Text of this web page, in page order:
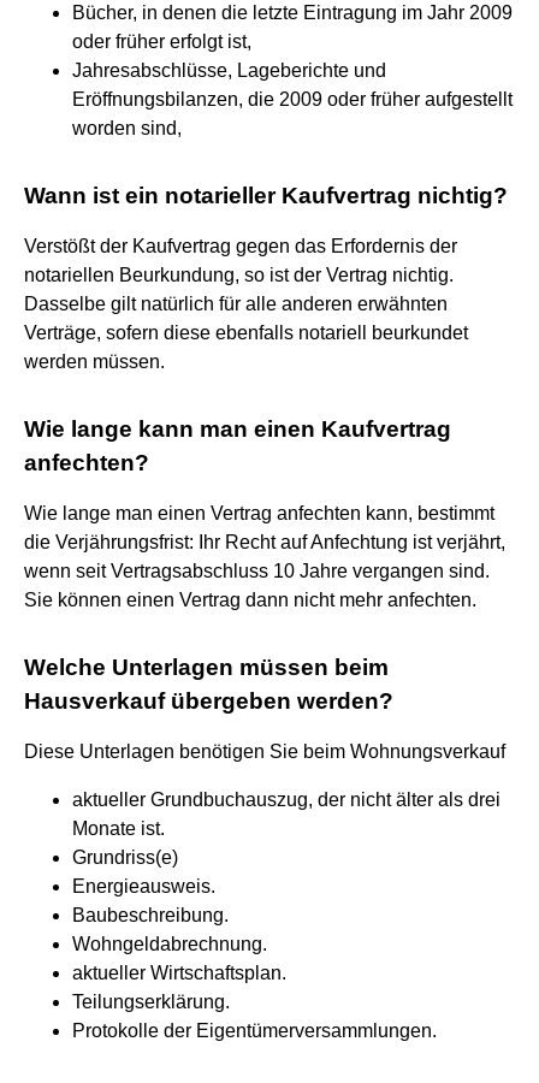
Bücher, in denen die letzte Eintragung im Jahr 2009
oder früher erfolgt ist,
Jahresabschlüsse, Lageberichte und
Eröffnungsbilanzen, die 2009 oder früher aufgestellt
worden sind,
Wann ist ein notarieller Kaufvertrag nichtig?
Verstößt der Kaufvertrag gegen das Erfordernis der
notariellen Beurkundung, so ist der Vertrag nichtig.
Dasselbe gilt natürlich für alle anderen erwähnten
Verträge, sofern diese ebenfalls notariell beurkundet
werden müssen.
Wie lange kann man einen Kaufvertrag
anfechten?
Wie lange man einen Vertrag anfechten kann, bestimmt
die Verjährungsfrist: Ihr Recht auf Anfechtung ist verjährt,
wenn seit Vertragsabschluss 10 Jahre vergangen sind.
Sie können einen Vertrag dann nicht mehr anfechten.
Welche Unterlagen müssen beim
Hausverkauf übergeben werden?
Diese Unterlagen benötigen Sie beim Wohnungsverkauf
aktueller Grundbuchauszug, der nicht älter als drei
Monate ist.
Grundriss(e)
Energieausweis.
Baubeschreibung.
Wohngeldabrechnung.
aktueller Wirtschaftsplan.
Teilungserklärung.
Protokolle der Eigentümerversammlungen.